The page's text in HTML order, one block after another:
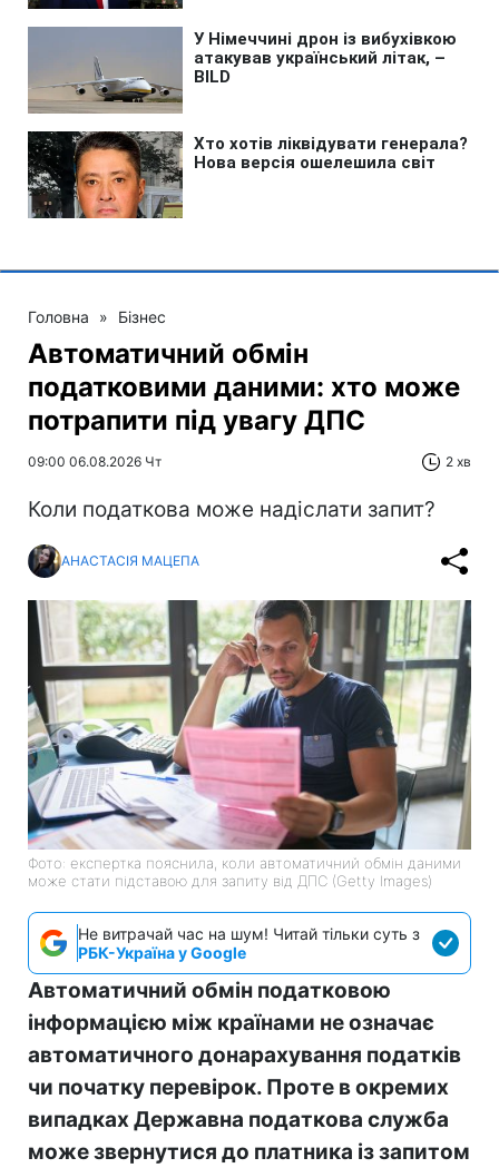
Головна » Бізнес
Автоматичний обмін
податковими даними: хто може
потрапити під увагу ДПС
09:00 06.08.2026 Чт 2 хв
Коли податкова може надіслати запит?
АНАСТАСІЯ МАЦЕПА
Фото: експертка пояснила, коли автоматичний обмін даними
може стати підставою для запиту від ДПС (Getty Images)
Не витрачай час на шум! Читай тільки суть з
РБК-Україна у Google
Автоматичний обмін податковою
інформацією між країнами не означає
автоматичного донарахування податків
чи початку перевірок. Проте в окремих
випадках Державна податкова служба
може звернутися до платника із запитом